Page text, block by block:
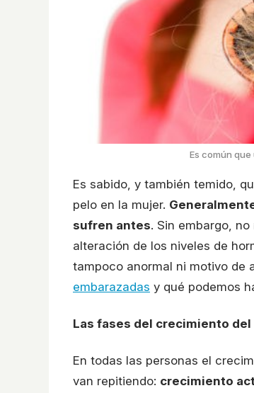
Es común
Es sabido, y también temido,
pelo en la mujer.
sufren antes. Sin embargo,
alteración de los niveles de
tampoco anormal ni motivo de
embarazadas y qué podemos
Las fases del crecimiento del
En todas las personas el
van repitiendo: crecimiento